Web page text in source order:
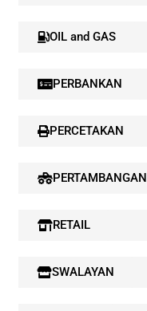
OIL and GAS
PERBANKAN
PERCETAKAN
PERTAMBANGAN
RETAIL
SWALAYAN